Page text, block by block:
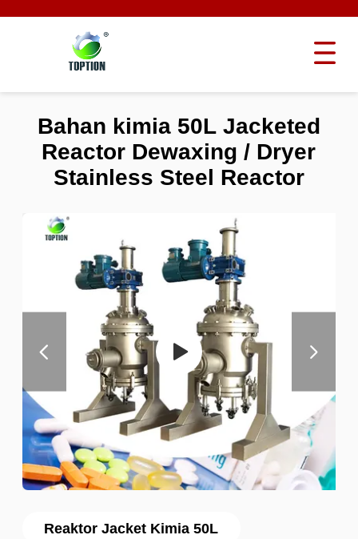
Reaktor Jacket Kimia 50L
Bahan kimia 50L Jacketed
Reactor Dewaxing / Dryer
Stainless Steel Reactor